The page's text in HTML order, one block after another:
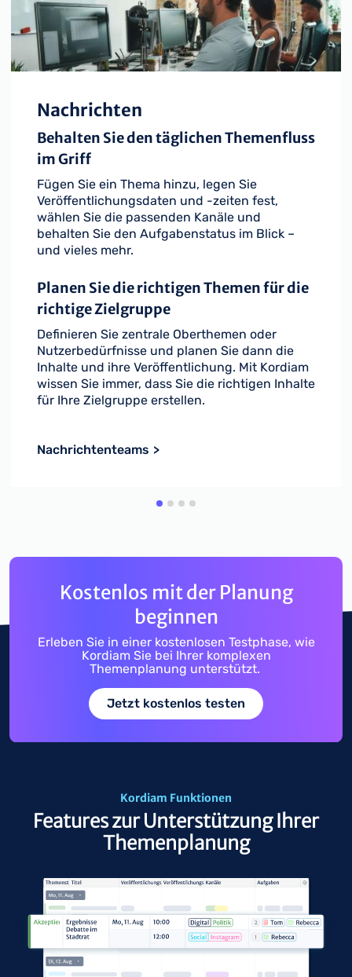
Nachrichten
Behalten Sie den täglichen Themenfluss
im Griff
Fügen Sie ein Thema hinzu, legen Sie
Veröffentlichungsdaten und -zeiten fest,
wählen Sie die passenden Kanäle und
behalten Sie den Aufgabenstatus im Blick –
und vieles mehr.
Planen Sie die richtigen Themen für die
richtige Zielgruppe
Definieren Sie zentrale Oberthemen oder
Nutzerbedürfnisse und planen Sie dann die
Inhalte und ihre Veröffentlichung. Mit Kordiam
wissen Sie immer, dass Sie die richtigen Inhalte
für Ihre Zielgruppe erstellen.
Nachrichtenteams
Kostenlos mit der Planung
beginnen
Erleben Sie in einer kostenlosen Testphase, wie
Kordiam Sie bei Ihrer komplexen
Themenplanung unterstützt.
Jetzt kostenlos testen
Kordiam Funktionen
Features zur Unterstützung Ihrer
Themenplanung